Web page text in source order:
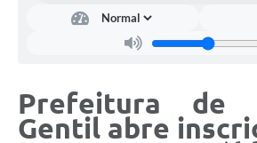
Prefeitura de
Gentil abre